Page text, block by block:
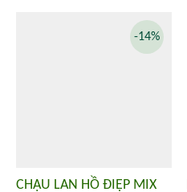
CHẬU LAN HỒ ĐIỆP MIX
-14%